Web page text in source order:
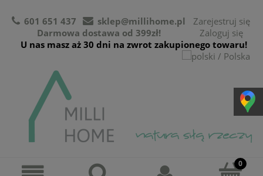
601 651 437
sklep@millihome.pl
Darmowa dostawa od 399zł!
U nas masz aż 30 dni na zwrot zakupionego towaru!
Zarejestruj się
Zaloguj się